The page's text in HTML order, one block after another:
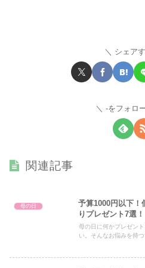
シェア
-をフォロ
関連記事
母の日
予算1000円以下！
りプレゼント7選！
母の日に何かプレゼン
い。そんなお悩みを持